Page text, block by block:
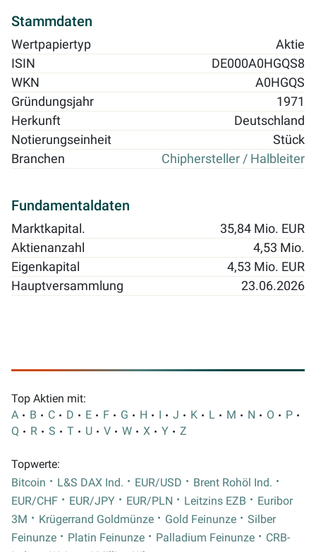
Stammdaten
Wertpapiertyp
Aktie
ISIN
DE000A0HGQS8
WKN
A0HGQS
Gründungsjahr
1971
Herkunft
Deutschland
Notierungseinheit
Stück
Branchen
Chiphersteller / Halbleiter
Fundamentaldaten
Marktkapital.
35,84 Mio. EUR
Aktienanzahl
4,53 Mio.
Eigenkapital
4,53 Mio. EUR
Hauptversammlung
23.06.2026
Top Aktien mit:
A
B C D E F G H I J K L M N O
P
Q
R S T U V W X Y Z
Topwerte:
Bitcoin
L&S DAX Ind. EUR/USD
Brent Rohöl Ind.
EUR/CHF
EUR/JPY EUR/PLN Leitzins EZB
Euribor
3M
Krügerrand Goldmünze Gold Feinunze
Silber
Feinunze
Platin Feinunze Palladium Feinunze
CRB-